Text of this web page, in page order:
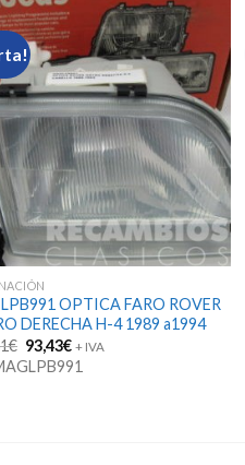
OPTICA FARO ROVER
DERECHA H-4 1989 a1994
€ El
precio
original
93,43€El
precio
actual
+ IVA